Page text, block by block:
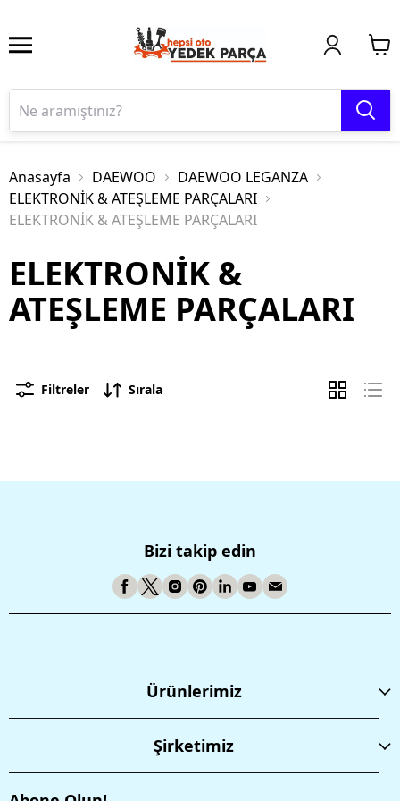
Anasayfa DAEWOO
DAEWOO LEGANZA
ELEKTRONİK & ATEŞLEME PARÇALARI
ELEKTRONİK & ATEŞLEME PARÇALARI
ELEKTRONİK &
ATEŞLEME PARÇALARI
Filtreler Sırala
Bizi takip edin
Ürünlerimiz
Şirketimiz